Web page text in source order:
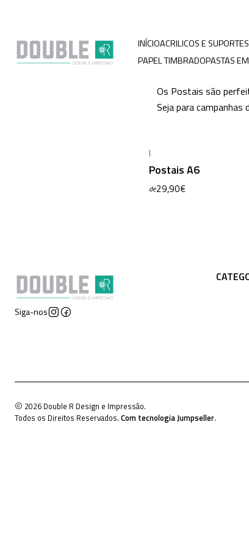
INÍCIOACRILICOS E SUPORTES
PAPEL TIMBRADOPASTAS
Os Postais são
Seja para
|
Postais A6
de29,90€
Siga-nos
2026 Double R Design e Impressão.
Todos os Direitos Reservados. Com tecnologia Jumpseller.